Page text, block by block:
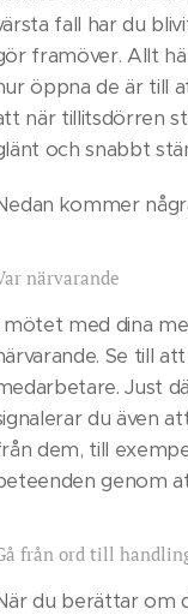
fall har du
framöver. Allt
öppna de är till
när tillitsdörren
och snabbt
kommer
närvarande
mötet med dina
Se till
Just
du även
dem, till
genom
från ord till
du berättar om